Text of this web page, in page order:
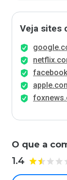
Veja sites
O que a
1.4